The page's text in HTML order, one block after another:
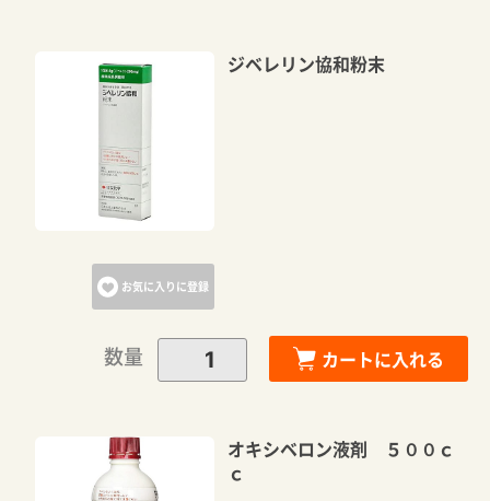
お気に入りに登録
ジベレリン協和粉末
数量 カートに入れる
オキシベロン液剤 ５００ｃ
ｃ
カートに追加しました。
カートへ進む